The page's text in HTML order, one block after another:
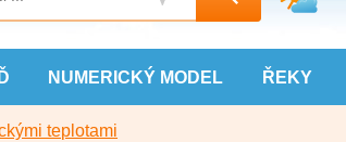
NUMERICKÝ MODEL ŘEKY
teplotami